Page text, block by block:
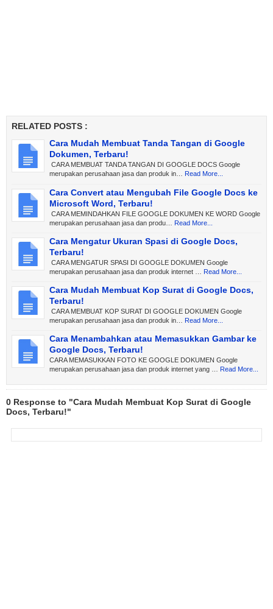
RELATED POSTS :
Cara Mudah Membuat Tanda Tangan di Google
Dokumen, Terbaru!
CARA MEMBUAT TANDA TANGAN DI GOOGLE DOCS Google
merupakan perusahaan jasa dan produk in…
Read More...
Cara Convert atau Mengubah File Google Docs ke
Microsoft Word, Terbaru!
CARA MEMINDAHKAN FILE GOOGLE DOKUMEN KE WORD Google
merupakan perusahaan jasa dan produ…
Read More...
Cara Mengatur Ukuran Spasi di Google Docs,
Terbaru!
CARA MENGATUR SPASI DI GOOGLE DOKUMEN Google
merupakan perusahaan jasa dan produk internet …
Read More...
Cara Mudah Membuat Kop Surat di Google Docs,
Terbaru!
CARA MEMBUAT KOP SURAT DI GOOGLE DOKUMEN Google
merupakan perusahaan jasa dan produk in…
Read More...
Cara Menambahkan atau Memasukkan Gambar ke
Google Docs, Terbaru!
CARA MEMASUKKAN FOTO KE GOOGLE DOKUMEN Google
merupakan perusahaan jasa dan produk internet yang …
Read More...
0 Response to "Cara Mudah Membuat Kop Surat di Google
Docs, Terbaru!"